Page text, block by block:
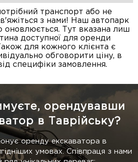
транспорт або не
з нами! Наш автопарк
оновлюється. Тут вказана лиш
доступної для оренди
для кожного клієнта є
обговорити ціну, в
специфіки замовлення.
орендувавши
в Таврійську?
оренду екскаватора в
умовах. Співпраця з нами